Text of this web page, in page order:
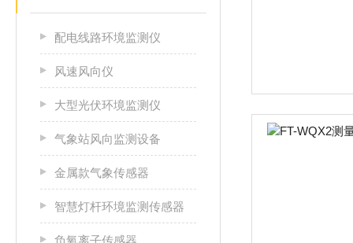
配电线路环境监测仪
风速风向仪
大型光伏环境监测仪
气象站风向监测设备
金属款气象传感器
智慧灯杆环境监测传感器
负氧离子传感器